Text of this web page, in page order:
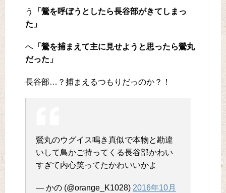
う
「鶯を呼ぼうとしたら長谷部がきてしまっ
た」
へ 「鶯を捕まえて主に見せようと思ったら鶯丸
だった」
長谷部…？捕まえるつもりだっのか？！
鶯丸のウグイス鳴き真似で本物と勘違
いして鳥かご持ってくる長谷部かわい
すぎて内心笑ってたかわいいかよ
— かの (@orange_K1028) 2016年10月